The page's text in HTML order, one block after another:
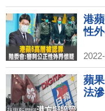
港
性
蘋
法